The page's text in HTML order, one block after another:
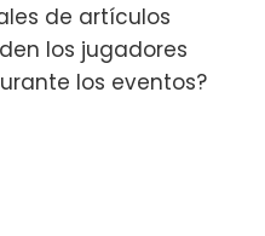
de artículos
los jugadores
los eventos?